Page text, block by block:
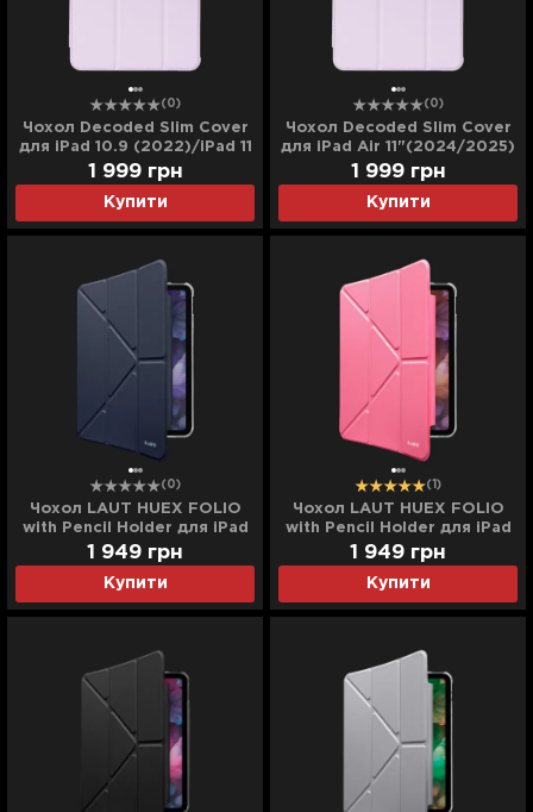
(0)
Чохол Decoded Slim Cover
для iPad 10.9 (2022)/iPad 11
(2025) (Lavender)
Купити
1 999 грн
(0)
Чохол Decoded Slim Cover
для iPad Air 11"(2024/2025)
(Lavender)
Купити
1 999 грн
(0)
Чохол LAUT HUEX FOLIO
with Pencil Holder для iPad
10.9 (2022)/iPad 11 (2025)
(Navi Blue)
Купити
1 949 грн
(1)
Чохол LAUT HUEX FOLIO
with Pencil Holder для iPad
10.9 (2022)/iPad 11 (2025)
(Pink)
Купити
1 949 грн